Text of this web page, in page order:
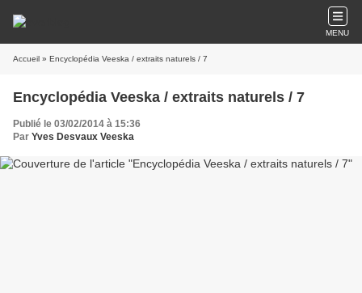
MENU
Accueil » Encyclopédia Veeska / extraits naturels / 7
Encyclopédia Veeska / extraits naturels / 7
Publié le 03/02/2014 à 15:36
Par Yves Desvaux Veeska